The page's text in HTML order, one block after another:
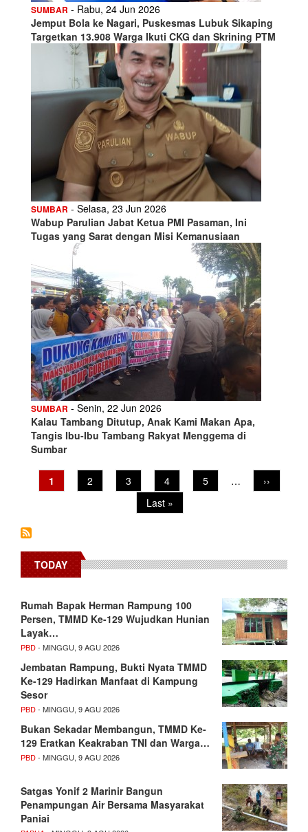
SUMBAR - Rabu, 24 Jun 2026
Jemput Bola ke Nagari, Puskesmas Lubuk Sikaping
Targetkan 13.908 Warga Ikuti CKG dan Skrining PTM
SUMBAR - Selasa, 23 Jun 2026
Wabup Parulian Jabat Ketua PMI Pasaman, Ini
Tugas yang Sarat dengan Misi Kemanusiaan
SUMBAR - Senin, 22 Jun 2026
Kalau Tambang Ditutup, Anak Kami Makan Apa,
Tangis Ibu-Ibu Tambang Rakyat Menggema di
Sumbar
Pagination
Current
page
1 Page
2 Page
3 Page
4 Page
5 …
Next
page
››
Last
page
Last »
TODAY
Rumah Bapak Herman Rampung 100
Persen, TMMD Ke-129 Wujudkan Hunian
Layak…
PBD- MINGGU, 9 AGU 2026
Jembatan Rampung, Bukti Nyata TMMD
Ke-129 Hadirkan Manfaat di Kampung
Sesor
PBD- MINGGU, 9 AGU 2026
Bukan Sekadar Membangun, TMMD Ke-
129 Eratkan Keakraban TNI dan Warga…
PBD- MINGGU, 9 AGU 2026
Satgas Yonif 2 Marinir Bangun
Penampungan Air Bersama Masyarakat
Paniai